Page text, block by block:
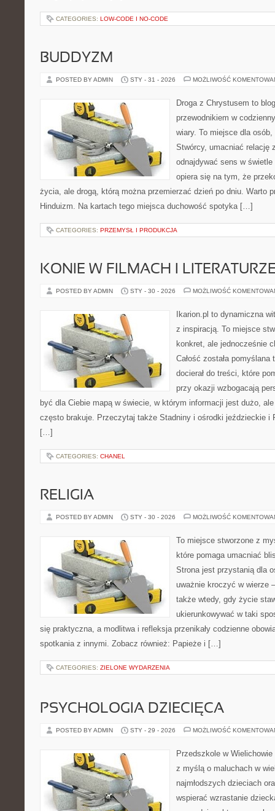
CATEGORIES: LOW-CODE I NO-CODE
BUDDYZM
POSTED BY ADMIN STY - 31 - 2026 MOŻLIWOŚĆ
Droga z Chrystusem to
przewodnikiem w
wiary. To miejsce dla
Stwórcy, umacniać relację
odnajdywać sens w świetle
opiera się na tym, że
życia, ale drogą, którą można przemierzać dzień po dniu. Warto
Hinduizm. Na kartach tego miejsca duchowość spotyka […]
CATEGORIES: PRZEMYSŁ I PRODUKCJA
KONIE W FILMACH I
POSTED BY ADMIN STY - 30 - 2026 MOŻLIWOŚĆ
Ikarion.pl to dynamiczna
z inspiracją. To miejsce
konkret, ale jednocześnie
Całość została
docierał do treści, które
przy okazji wzbogacają
być dla Ciebie mapą w świecie, w którym informacji jest dużo,
często brakuje. Przeczytaj także Stadniny i ośrodki jeździeckie i
[…]
CATEGORIES: CHANEL
RELIGIA
POSTED BY ADMIN STY - 30 - 2026 MOŻLIWOŚĆ
To miejsce stworzone z
które pomaga umacniać
Strona jest przystanią dla
uważnie kroczyć w wierze
także wtedy, gdy życie
ukierunkowywać w taki
się praktyczna, a modlitwa i refleksja przenikały codzienne
spotkania z innymi. Zobacz również: Papieże i […]
CATEGORIES: ZIELONE WYDARZENIA
PSYCHOLOGIA DZIECIĘCA
POSTED BY ADMIN STY - 29 - 2026 MOŻLIWOŚĆ
Przedszkole w
z myślą o maluchach w
najmłodszych dzieciach
wspierać wzrastanie